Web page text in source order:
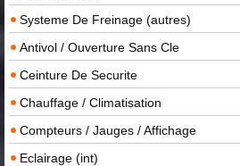
Systeme De Freinage (autres)
Antivol / Ouverture Sans Cle
Ceinture De Securite
Chauffage / Climatisation
Compteurs / Jauges / Affichage
Eclairage (int)